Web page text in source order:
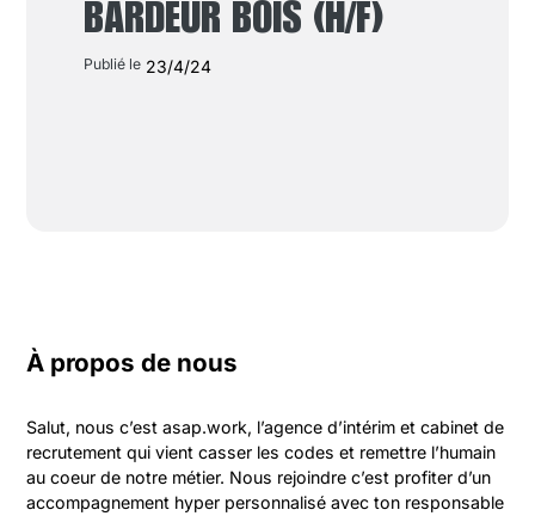
BARDEUR BOIS (H/F)
Publié le 23/4/24
À propos de nous
Salut, nous c’est asap.work, l’agence d’intérim et cabinet de
recrutement qui vient casser les codes et remettre l’humain
au coeur de notre métier. Nous rejoindre c’est profiter d’un
accompagnement hyper personnalisé avec ton responsable